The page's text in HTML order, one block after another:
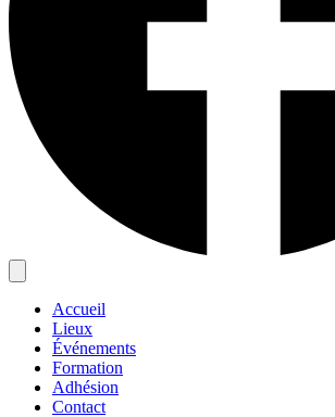
Accueil
Lieux
Événements
Formation
Adhésion
Contact